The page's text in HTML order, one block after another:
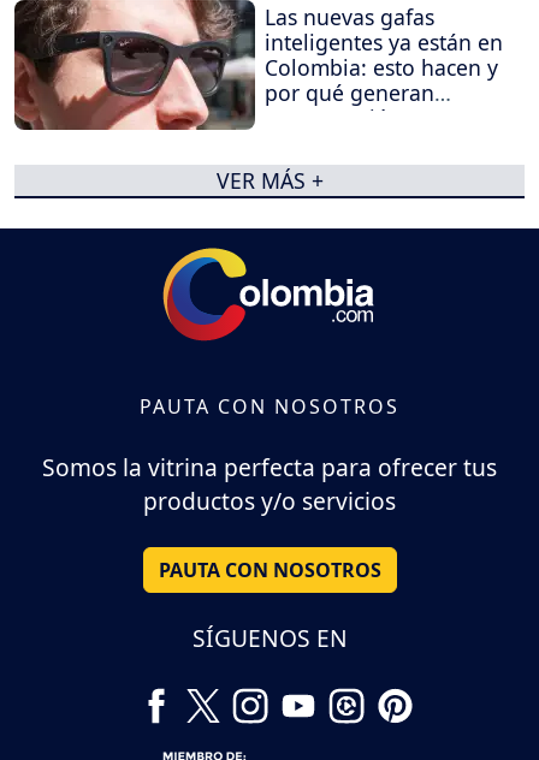
Las nuevas gafas
inteligentes ya están en
Colombia: esto hacen y
por qué generan
preocupación
VER MÁS +
PAUTA CON NOSOTROS
Somos la vitrina perfecta para ofrecer tus
productos y/o servicios
PAUTA CON NOSOTROS
SÍGUENOS EN